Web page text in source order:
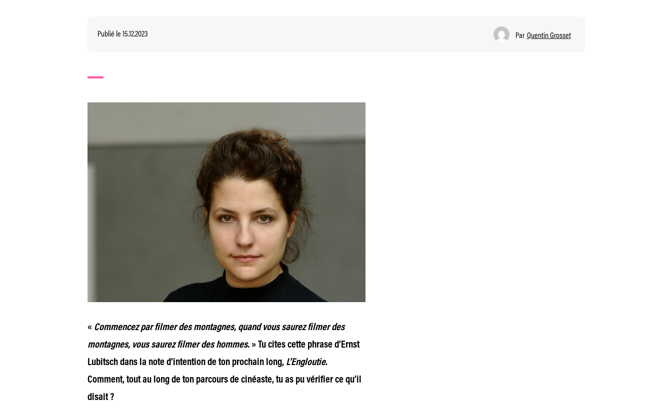
Publié le 15.12.2023 Par Quentin Grosset
« Commencez par filmer des montagnes, quand vous saurez filmer des
montagnes, vous saurez filmer des hommes.» Tu cites cette phrase d’Ernst
Lubitsch dans la note d’intention de ton prochain long, L’Engloutie.
Comment, tout au long de ton parcours de cinéaste, tu as pu vérifier ce qu’il
disait ?